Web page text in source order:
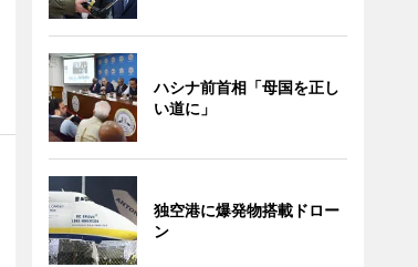
ハシナ前首相「母国を正し
い道に」
独空港に爆発物搭載ドロー
ン